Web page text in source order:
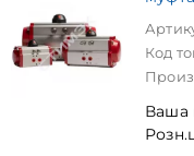
Код
Ваша